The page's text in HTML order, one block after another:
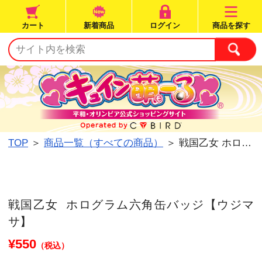
カート 新着商品 ログイン
TOP＞ 商品一覧（すべての商品）＞ 戦国乙